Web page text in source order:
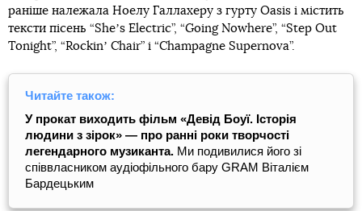
раніше належала Ноелу Галлахеру з гурту Oasis і містить
тексти пісень “Sheʼs Electric”, “Going Nowhere”, “Step Out
Tonight”, “Rockinʼ Chair” і “Champagne Supernova”.
Читайте також:
У прокат виходить фільм «Девід Боуї. Історія
людини з зірок» — про ранні роки творчості
легендарного музиканта. Ми подивилися його зі
співвласником аудіофільного бару GRAM Віталієм
Бардецьким